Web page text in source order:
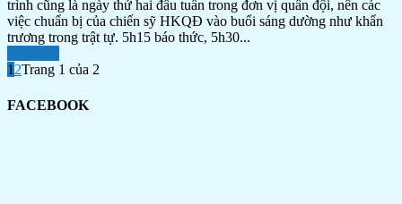
trình cũng là ngày thứ hai đầu tuần trong đơn vị quân đội, nên các
việc chuẩn bị của chiến sỹ HKQĐ vào buổi sáng dường như khẩn
trương trong trật tự. 5h15 báo thức, 5h30...
1 2Trang 1 của 2
FACEBOOK